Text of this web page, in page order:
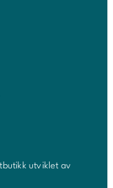
utviklet av